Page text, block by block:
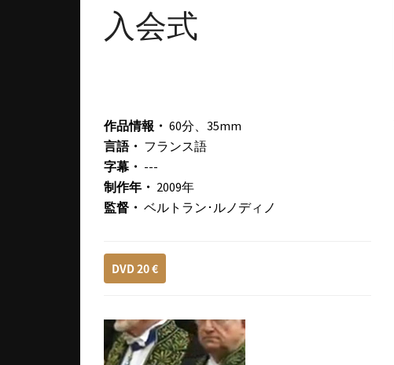
入会式
作品情報・ 60分、35mm
言語・ フランス語
字幕・ ---
制作年・ 2009年
監督・ ベルトラン･ルノディノ
DVD 20 €